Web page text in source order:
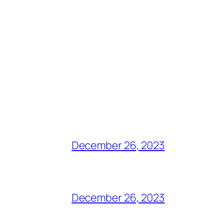
December 26, 2023
December 26, 2023